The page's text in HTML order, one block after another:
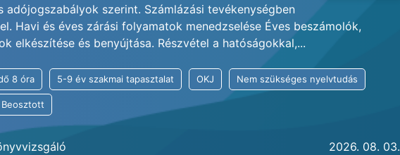
adójogszabályok szerint. Számlázási tevékenységben
Havi és éves zárási folyamatok menedzselése Éves beszámolók,
elkészítése és benyújtása. Részvétel a hatóságokkal,...
8 óra 5-9 év szakmai tapasztalat OKJ Nem szükséges nyelvtudás
Beosztott
2026. 08. 03.